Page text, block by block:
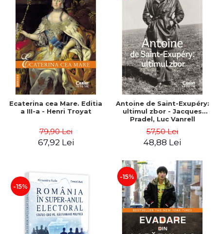
Ecaterina cea Mare. Editia
a III-a - Henri Troyat
79,90 Lei
67,92 Lei
Antoine de Saint-Exupéry:
ultimul zbor - Jacques
Pradel, Luc Vanrell
57,50 Lei
48,88 Lei
-15%
-15%